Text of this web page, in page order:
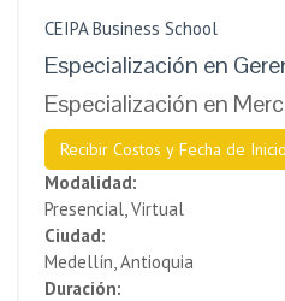
CEIPA Business School
Especialización en
Especialización en
Recibir Costos y Fecha de
Modalidad:
Presencial, Virtual
Ciudad:
Medellín, Antioquia
Duración: